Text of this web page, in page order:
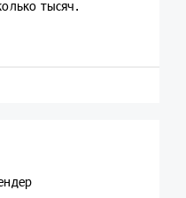
тысяч.